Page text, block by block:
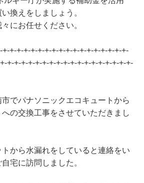
換えをしましょう。
にお任せください。
+-+-+-+-+-+-+-+-+-+-+-+-+-+-+-+-+-
+-+-+-+-+-+-+-+-+-+-+-+-+-+-+-+-+-+-
でパナソニックエコキュートから
の交換工事をさせていただきまし
から水漏れをしていると連絡をい
宅に訪問しました。